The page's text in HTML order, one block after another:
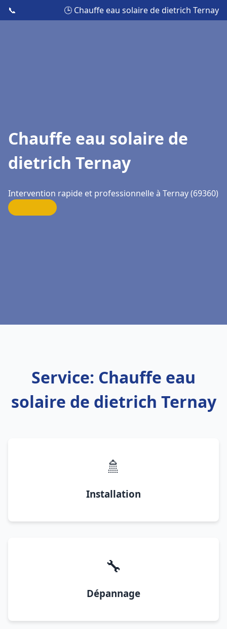
📞 🕒 Chauffe eau solaire de dietrich Ternay
Chauffe eau solaire de
dietrich Ternay
Intervention rapide et professionnelle à Ternay (69360)
Service: Chauffe eau
solaire de dietrich Ternay
🚿
Installation
🔧
Dépannage